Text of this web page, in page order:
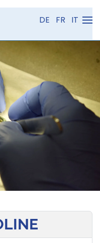
DE FR IT